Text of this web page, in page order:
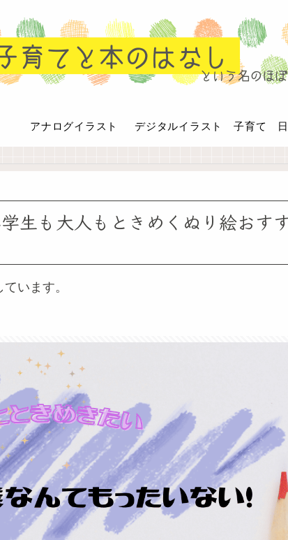
アナログイラスト デジタルイラスト 子育て 日
生も大人もときめくぬり絵おす
います。